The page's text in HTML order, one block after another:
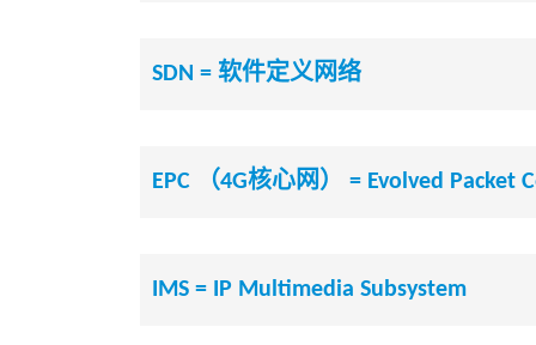
SDN = 软件定义网络
EPC （4G核心网） = Evolved Packet
IMS = IP Multimedia Subsystem